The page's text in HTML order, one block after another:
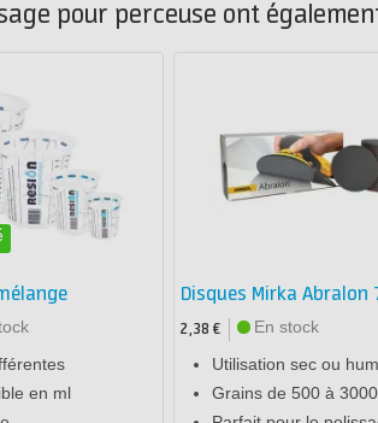
pour perceuse ont
en ml
Disques Mirka Abralon
2,38 €
En stock
Utilisation sec ou
Grains de 500 à 3000